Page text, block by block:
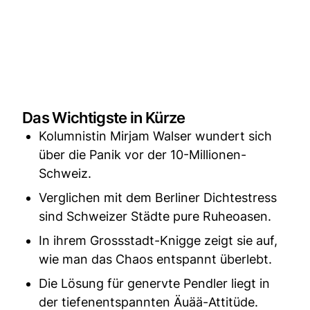
Das Wichtigste in Kürze
Kolumnistin Mirjam Walser wundert sich
über die Panik vor der 10-Millionen-
Schweiz.
Verglichen mit dem Berliner Dichtestress
sind Schweizer Städte pure Ruheoasen.
In ihrem Grossstadt-Knigge zeigt sie auf,
wie man das Chaos entspannt überlebt.
Die Lösung für genervte Pendler liegt in
der tiefenentspannten Äuää-Attitüde.